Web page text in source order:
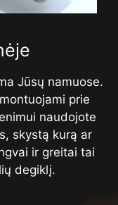
Jūsų namuose.
prie
naudojote
skystą kurą ar
ir greitai tai
degiklį.